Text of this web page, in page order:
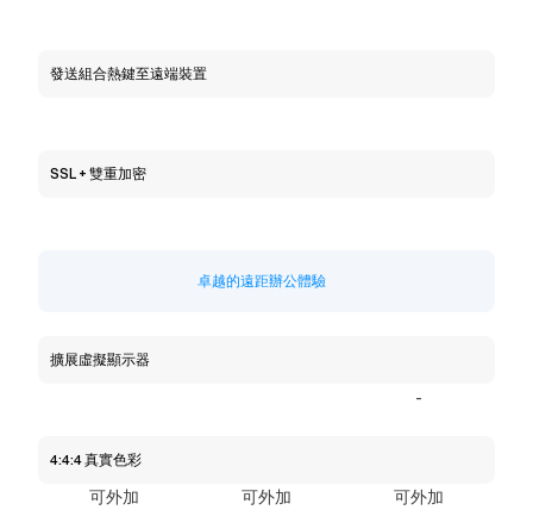
發送組合熱鍵至遠端裝置
SSL + 雙重加密
卓越的遠距辦公體驗
擴展虛擬顯示器
-
4:4:4 真實色彩
可外加 可外加 可外加